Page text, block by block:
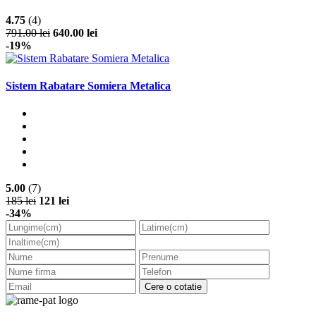
4.75 (4)
791.00 lei 640.00 lei
-19%
Sistem Rabatare Somiera Metalica
5.00 (7)
185 lei 121 lei
-34%
Cere o cotatie